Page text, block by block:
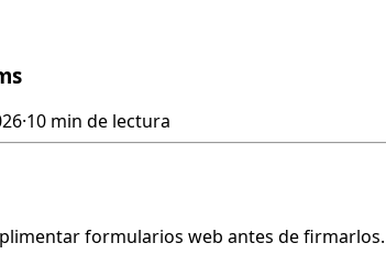
·10 min de lectura
formularios web antes de firmarlos.